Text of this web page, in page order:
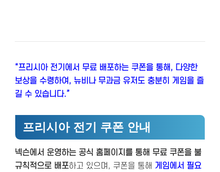
“프리시아 전기에서 무료 배포하는 쿠폰을 통해, 다양한
보상을 수령하여, 뉴비나 무과금 유저도 충분히 게임을 즐
길 수 있습니다.”
프리시아 전기 쿠폰 안내
넥슨에서 운영하는 공식 홈페이지를 통해 무료 쿠폰을 불
규칙적으로 배포하고 있으며, 쿠폰을 통해 게임에서 필요